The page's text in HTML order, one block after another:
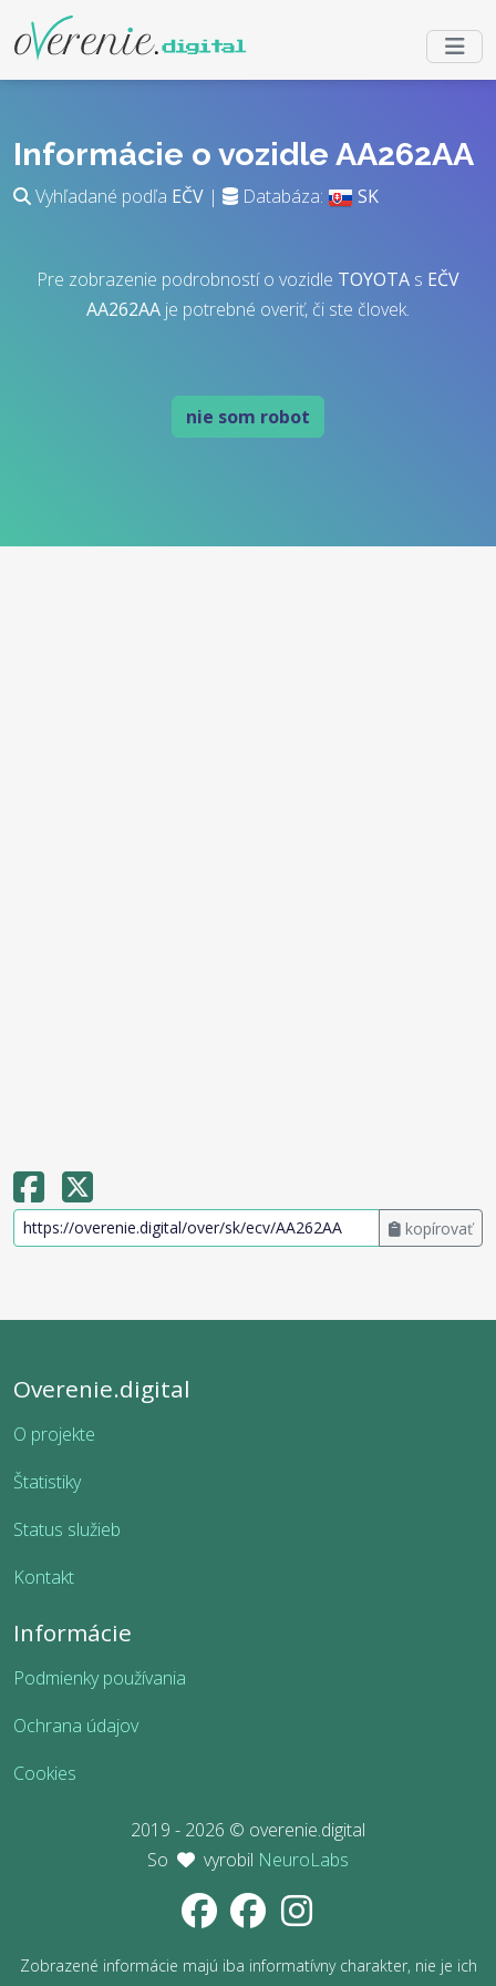
Informácie o vozidle AA262AA
Vyhľadané podľa EČV | Databáza: SK
Pre zobrazenie podrobností o vozidle TOYOTA s EČV
AA262AA je potrebné overiť, či ste človek.
nie som robot
kopírovať
Overenie.digital
O projekte
Štatistiky
Status služieb
Kontakt
Informácie
Podmienky používania
Ochrana údajov
Cookies
2019 - 2026 © overenie.digital
So
vyrobil NeuroLabs
Zobrazené informácie majú iba informatívny charakter, nie je ich